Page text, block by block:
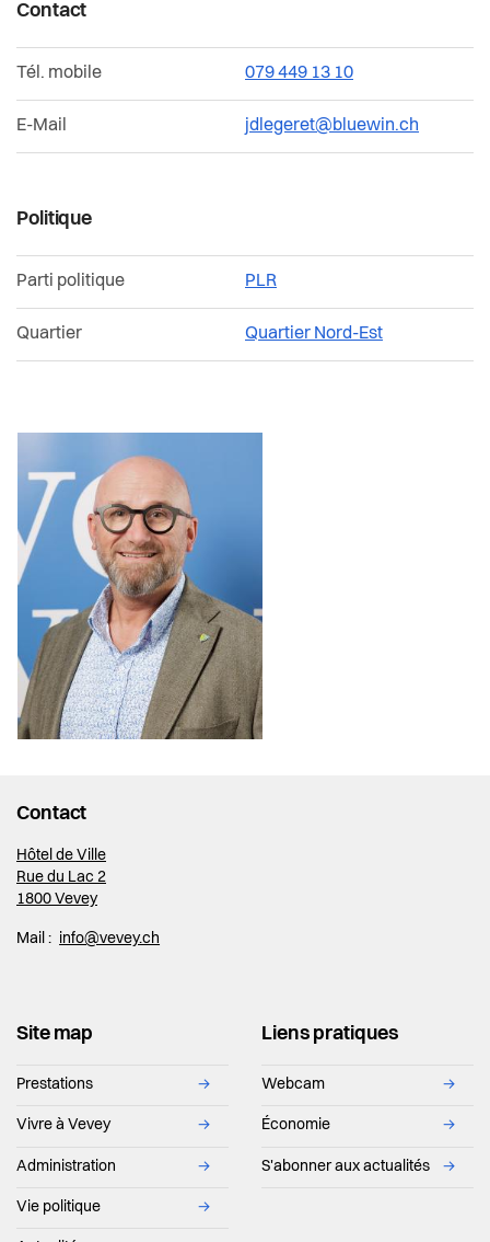
Contact
Tél. mobile 079 449 13 10
E-Mail jdlegeret@bluewin.ch
Politique
Parti politique PLR
Quartier Quartier Nord-Est
Contact
Hôtel de Ville
Rue du Lac 2
1800 Vevey
Mail : info@vevey.ch
Site map
Prestations →
Vivre à Vevey →
Administration →
Vie politique →
Liens pratiques
Webcam →
Économie →
S'abonner aux actualités →